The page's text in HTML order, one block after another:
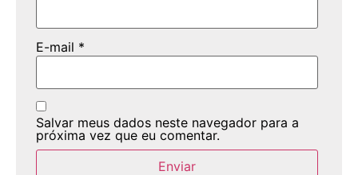
E-mail *
Salvar meus dados neste navegador para a
próxima vez que eu comentar.